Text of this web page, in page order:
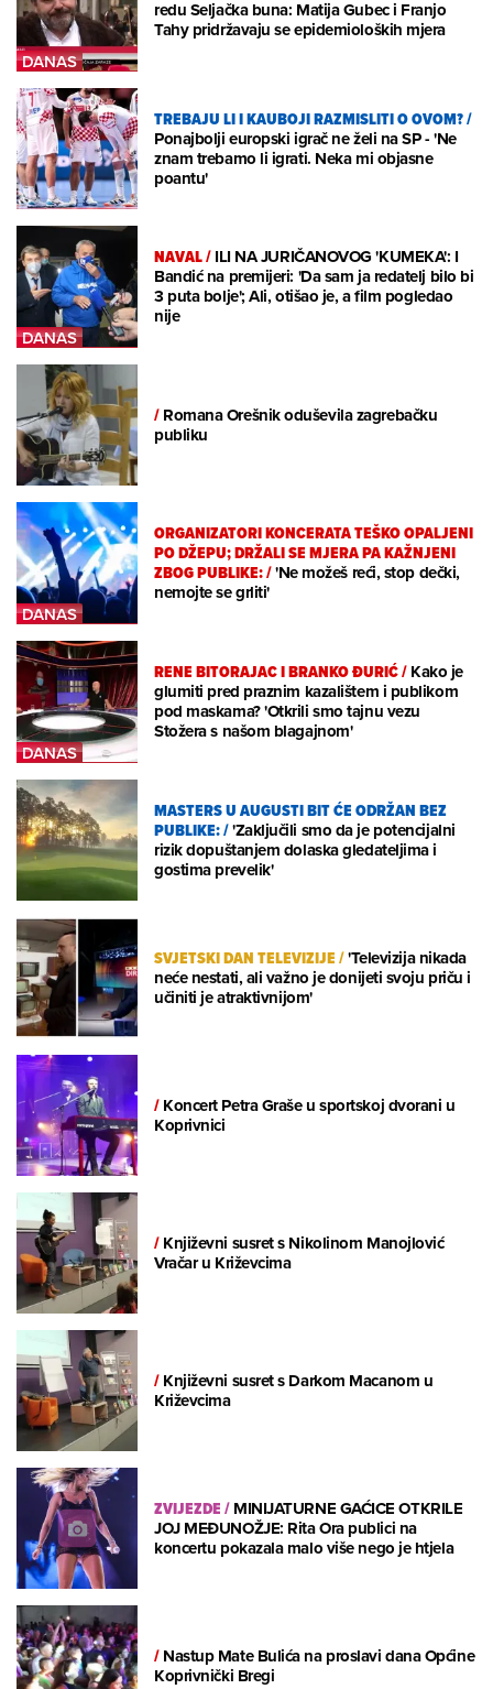
redu Seljačka buna: Matija Gubec i Franjo
Tahy pridržavaju se epidemioloških mjera
TREBAJU LI I KAUBOJI RAZMISLITI O OVOM?/
Ponajbolji europski igrač ne želi na SP - 'Ne
znam trebamo li igrati. Neka mi objasne
poantu'
NAVAL/ILI NA JURIČANOVOG 'KUMEKA': I
Bandić na premijeri: 'Da sam ja redatelj bilo bi
3 puta bolje'; Ali, otišao je, a film pogledao
nije
/Romana Orešnik oduševila zagrebačku
publiku
ORGANIZATORI KONCERATA TEŠKO OPALJENI
PO DŽEPU; DRŽALI SE MJERA PA KAŽNJENI
ZBOG PUBLIKE:/'Ne možeš reći, stop dečki,
nemojte se grliti'
RENE BITORAJAC I BRANKO ĐURIĆ/Kako je
glumiti pred praznim kazalištem i publikom
pod maskama? 'Otkrili smo tajnu vezu
Stožera s našom blagajnom'
MASTERS U AUGUSTI BIT ĆE ODRŽAN BEZ
PUBLIKE:/'Zaključili smo da je potencijalni
rizik dopuštanjem dolaska gledateljima i
gostima prevelik'
SVJETSKI DAN TELEVIZIJE/'Televizija nikada
neće nestati, ali važno je donijeti svoju priču i
učiniti je atraktivnijom'
/Koncert Petra Graše u sportskoj dvorani u
Koprivnici
/Književni susret s Nikolinom Manojlović
Vračar u Križevcima
/Književni susret s Darkom Macanom u
Križevcima
ZVIJEZDE/MINIJATURNE GAĆICE OTKRILE
JOJ MEĐUNOŽJE: Rita Ora publici na
koncertu pokazala malo više nego je htjela
/Nastup Mate Bulića na proslavi dana Općine
Koprivnički Bregi